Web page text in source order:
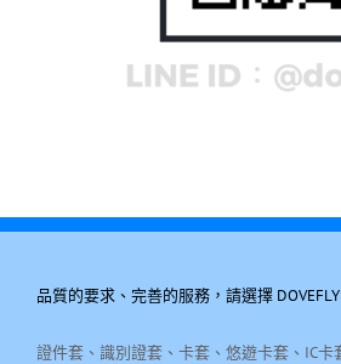
品質的要求、完善的服務，請選擇 DOVEFLY
證件套、識別證套、卡套、悠遊卡套、IC